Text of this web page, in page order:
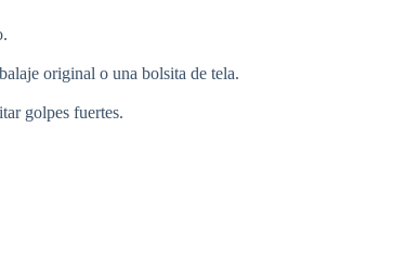
original o una bolsita de tela.
golpes fuertes.